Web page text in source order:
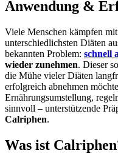
Anwendung &
Viele Menschen kämpfen
unterschiedlichsten Diäten
bekannten Problem: schnell
wieder zunehmen. Dieser
die Mühe vieler Diäten
erfolgreich abnehmen
Ernährungsumstellung,
sinnvoll – unterstützende
Calriphen.
Was ist